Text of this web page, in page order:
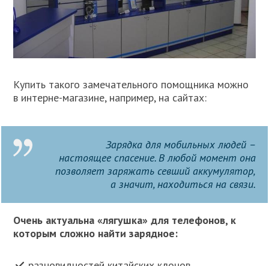
Купить такого замечательного помощника можно
в интерне-магазине, например, на сайтах:
Зарядка для мобильных людей –
настоящее спасение. В любой момент она
позволяет заряжать севший аккумулятор,
а значит, находиться на связи.
Очень актуальна «лягушка» для телефонов, к
которым сложно найти зарядное: